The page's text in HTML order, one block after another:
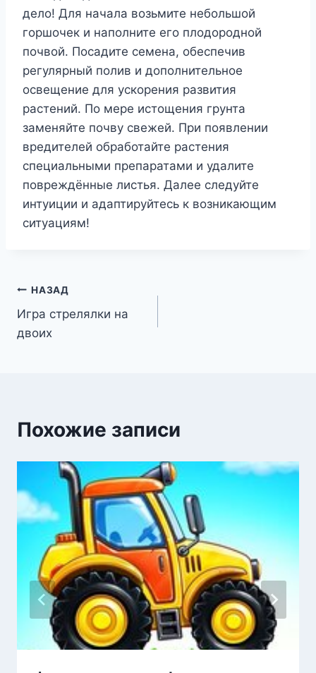
дело! Для начала возьмите небольшой
горшочек и наполните его плодородной
почвой. Посадите семена, обеспечив
регулярный полив и дополнительное
освещение для ускорения развития
растений. По мере истощения грунта
заменяйте почву свежей. При появлении
вредителей обработайте растения
специальными препаратами и удалите
повреждённые листья. Далее следуйте
интуиции и адаптируйтесь к возникающим
ситуациям!
Навигация
по
НАЗАД
Игра стрелялки на
двоих
Похожие записи